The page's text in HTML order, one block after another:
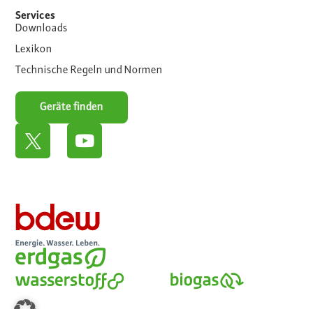
Services
Downloads
Lexikon
Technische Regeln und Normen
Geräte finden